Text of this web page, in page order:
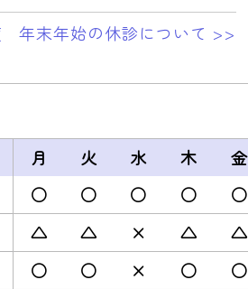
年末年始の休診について >>
月 火 水 木 金
○ ○ ○ ○ ○
△ △ × △ △
○ ○ × ○ ○